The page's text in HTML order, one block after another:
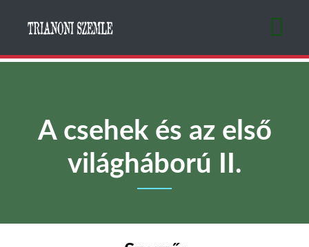
A csehek és az első
világháború II.